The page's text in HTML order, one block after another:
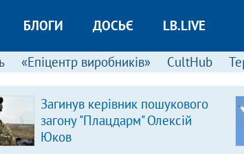
БЛОГИ ДОСЬЄ LB.LIVE
«Епіцентр виробників» CultHub
Загинув керівник пошукового
загону "Плацдарм" Олексій
Юков